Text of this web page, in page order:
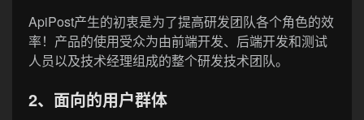
ApiPost产生的初衷是为了提高研发团队各个角色的效
率！产品的使用受众为由前端开发、后端开发和测试
人员以及技术经理组成的整个研发技术团队。
2、面向的用户群体